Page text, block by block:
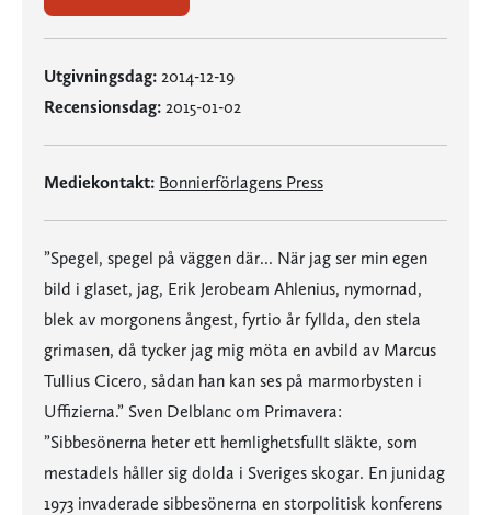
Utgivningsdag: 2014-12-19
Recensionsdag: 2015-01-02
Mediekontakt: Bonnierförlagens Press
”Spegel, spegel på väggen där... När jag ser min egen
bild i glaset, jag, Erik Jerobeam Ahlenius, nymornad,
blek av morgonens ångest, fyrtio år fyllda, den stela
grimasen, då tycker jag mig möta en avbild av Marcus
Tullius Cicero, sådan han kan ses på marmorbysten i
Uffizierna.” Sven Delblanc om Primavera:
”Sibbesönerna heter ett hemlighetsfullt släkte, som
mestadels håller sig dolda i Sveriges skogar. En junidag
1973 invaderade sibbesönerna en storpolitisk konferens